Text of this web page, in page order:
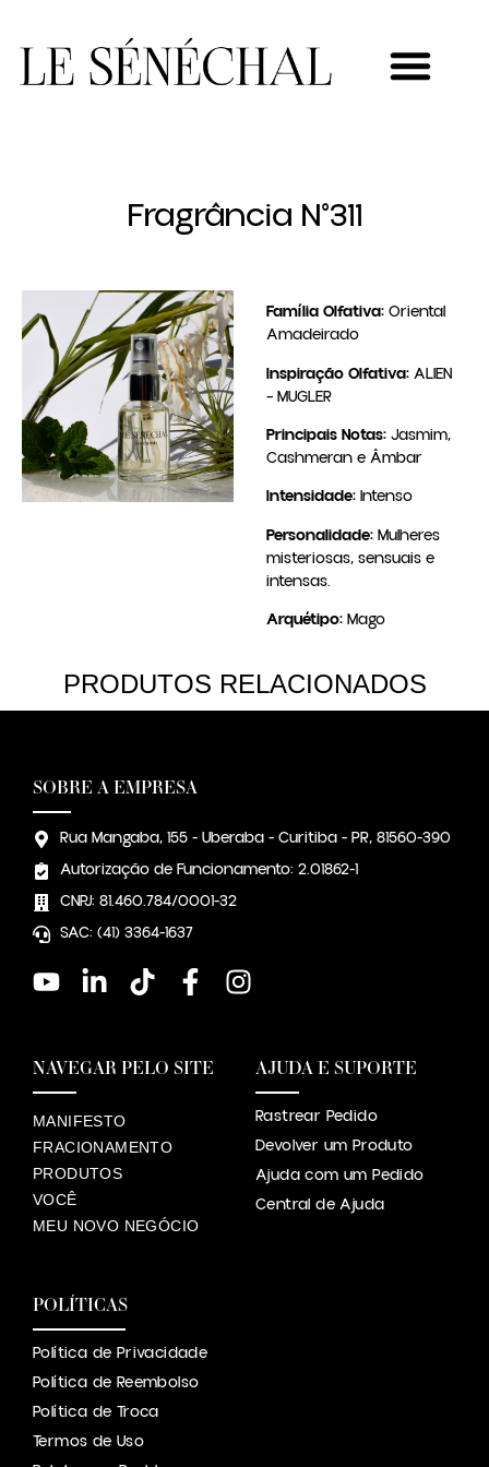
Fragrância N°311
Família Olfativa: Oriental
Amadeirado
Inspiração Olfativa: ALIEN
– MUGLER
Principais Notas: Jasmim,
Cashmeran e Âmbar
Intensidade: Intenso
Personalidade: Mulheres
misteriosas, sensuais e
intensas.
Arquétipo: Mago
PRODUTOS RELACIONADOS
SOBRE A EMPRESA
Rua Mangaba, 155 - Uberaba - Curitiba - PR, 81560-390
Autorização de Funcionamento: 2.01862-1
CNPJ: 81.460.784/0001-32
SAC: (41) 3364-1637
NAVEGAR PELO SITE
MANIFESTO
FRACIONAMENTO
PRODUTOS
VOCÊ
MEU NOVO NEGÓCIO
AJUDA E SUPORTE
Rastrear Pedido
Devolver um Produto
Ajuda com um Pedido
Central de Ajuda
POLÍTICAS
Política de Privacidade
Política de Reembolso
Política de Troca
Termos de Uso